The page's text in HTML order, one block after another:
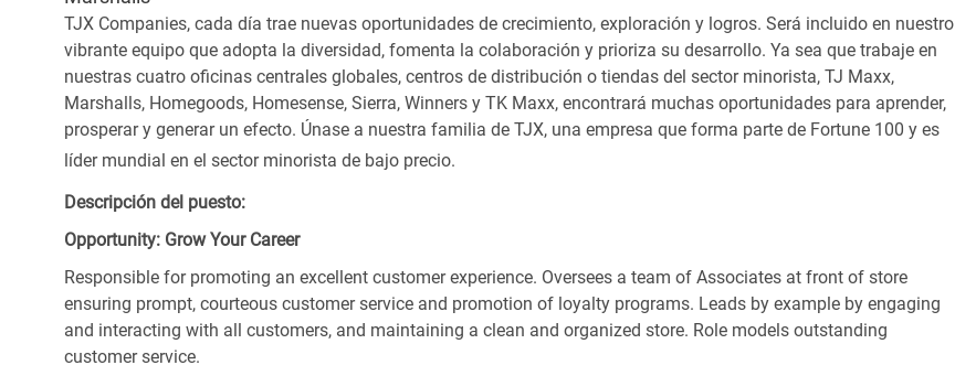
TJX Companies, cada día trae nuevas oportunidades de crecimiento, exploración y logros. Será incluido en nuestro
vibrante equipo que adopta la diversidad, fomenta la colaboración y prioriza su desarrollo. Ya sea que trabaje en
nuestras cuatro oficinas centrales globales, centros de distribución o tiendas del sector minorista, TJ Maxx,
Marshalls, Homegoods, Homesense, Sierra, Winners y TK Maxx, encontrará muchas oportunidades para aprender,
prosperar y generar un efecto. Únase a nuestra familia de TJX, una empresa que forma parte de Fortune 100 y es
líder mundial en el sector minorista de bajo precio.
Descripción del puesto:
Opportunity: Grow Your Career
Responsible for promoting an excellent customer experience. Oversees a team of Associates at front of store
ensuring prompt, courteous customer service and promotion of loyalty programs. Leads by example by engaging
and interacting with all customers, and maintaining a clean and organized store. Role models outstanding
customer service.